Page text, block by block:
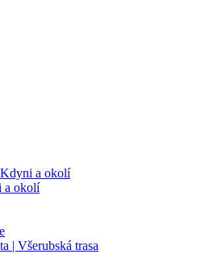
a okolí
a okolí
| Všerubská trasa